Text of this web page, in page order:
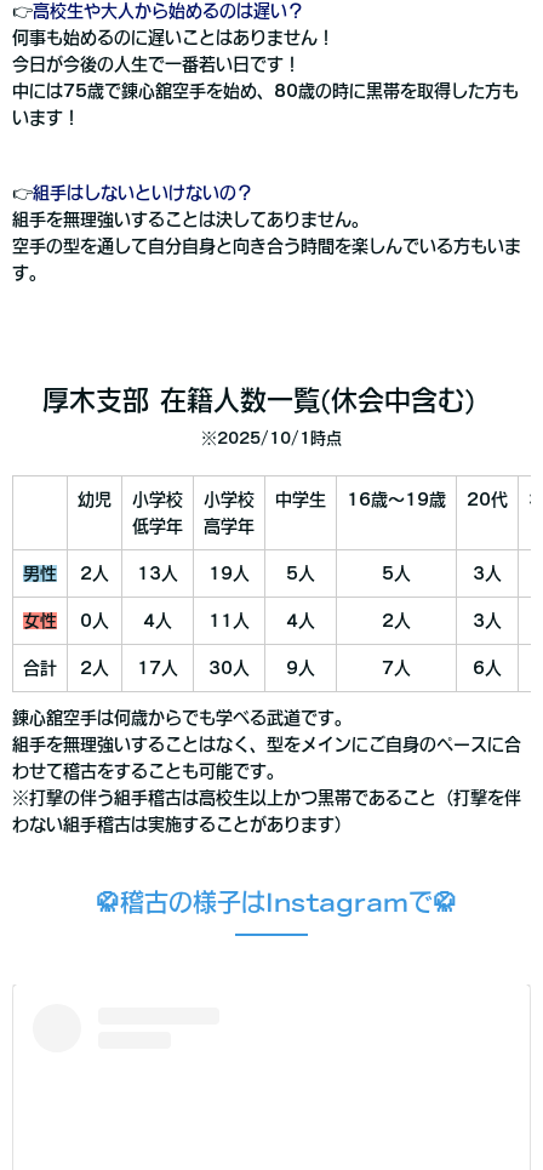
👉高校生や大人から始めるのは遅い？
何事も始めるのに遅いことはありません！
今日が今後の人生で一番若い日です！
中には75歳で錬心舘空手を始め、80歳の時に黒帯を取得した方も
います！
👉組手はしないといけないの？
組手を無理強いすることは決してありません。
空手の型を通して自分自身と向き合う時間を楽しんでいる方もいま
す。
厚木支部 在籍人数一覧(休会中含む)
※2025/10/1時点
幼児
小学校
低学年
小学校
高学年
中学生 16歳〜19歳 20代
男性 2人 13人 19人 5人 5人 3人
女性 0人 4人 11人 4人 2人 3人
合計 2人 17人 30人 9人 7人 6人
錬心舘空手は何歳からでも学べる武道です。
組手を無理強いすることはなく、型をメインにご自身のペースに合
わせて稽古をすることも可能です。
※打撃の伴う組手稽古は高校生以上かつ黒帯であること（打撃を伴
わない組手稽古は実施することがあります）
🥋稽古の様子はInstagramで🥋